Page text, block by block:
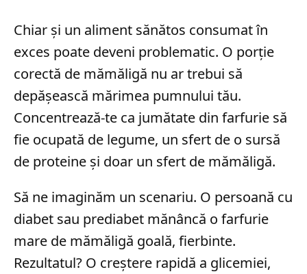
Chiar și un aliment sănătos consumat în
exces poate deveni problematic. O porție
corectă de mămăligă nu ar trebui să
depășească mărimea pumnului tău.
Concentrează-te ca jumătate din farfurie să
fie ocupată de legume, un sfert de o sursă
de proteine și doar un sfert de mămăligă.
Să ne imaginăm un scenariu. O persoană cu
diabet sau prediabet mănâncă o farfurie
mare de mămăligă goală, fierbinte.
Rezultatul? O creștere rapidă a glicemiei,